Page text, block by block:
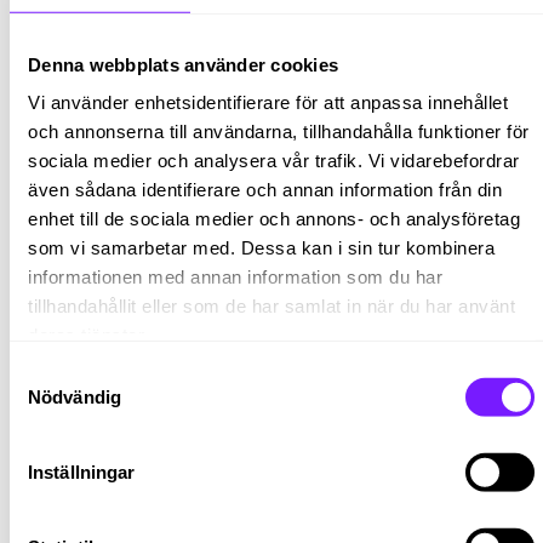
Denna webbplats använder cookies
Vi använder enhetsidentifierare för att anpassa innehållet
och annonserna till användarna, tillhandahålla funktioner för
sociala medier och analysera vår trafik. Vi vidarebefordrar
även sådana identifierare och annan information från din
enhet till de sociala medier och annons- och analysföretag
som vi samarbetar med. Dessa kan i sin tur kombinera
informationen med annan information som du har
tillhandahållit eller som de har samlat in när du har använt
Nödvändig
Inställningar
Företaget
HARALD PIHL är ett familjeföretag med en lång
historia. Företaget grundades 1912 och drivs idag,
över 100 år senare, av den fjärde generationen av
HARALD PIHL är den ledande leverantören av
speciallegeringar och titan i norra Europa. De är en
pålitlig källa till expertis och kunskap på en snabbt
växande marknad. Kunderna är en viktig del av
HARALD PIHL-familjen. De förtjänar den absolut
något sätt känns det som att de alla känner varandra